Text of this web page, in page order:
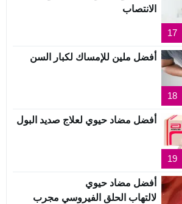
17
الانتصاب
18
أفضل ملين للإمساك لكبار السن
19
أفضل مضاد حيوي لعلاج صديد البول
أفضل مضاد حيوي
لالتهاب الحلق الفيروسي مجرب